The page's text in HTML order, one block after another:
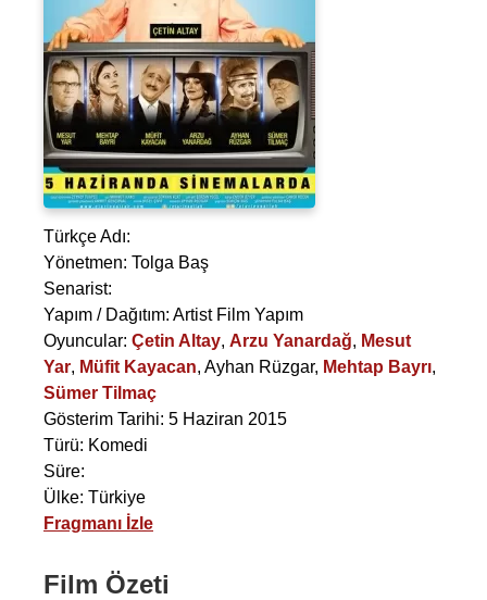
Türkçe Adı:
Yönetmen: Tolga Baş
Senarist:
Yapım / Dağıtım: Artist Film Yapım
Oyuncular: Çetin Altay, Arzu Yanardağ, Mesut
Yar, Müfit Kayacan, Ayhan Rüzgar, Mehtap Bayrı,
Sümer Tilmaç
Gösterim Tarihi: 5 Haziran 2015
Türü: Komedi
Süre:
Ülke: Türkiye
Fragmanı İzle
Film Özeti